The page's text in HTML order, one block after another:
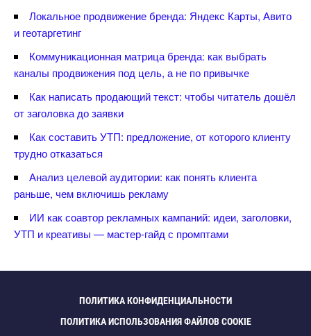
Локальное продвижение бренда: Яндекс Карты, Авито
и геотаргетин
Коммуникационная матрица бренда: как выбрать
каналы продвижения под цель, а не по привычке
Как написать продающий текст: чтобы читатель дошёл
от заголовка до заявки
Как составить УТП: предложение, от которого клиенту
трудно отказаться
Анализ целевой аудитории: как понять клиента
раньше, чем включишь рекламу
ИИ как соавтор рекламных кампаний: идеи, заголовки,
УТП и креативы — мастер-гайд с промптами
ПОЛИТИКА КОНФИДЕНЦИАЛЬНОСТИ
ПОЛИТИКА ИСПОЛЬЗОВАНИЯ ФАЙЛОВ COOKIE